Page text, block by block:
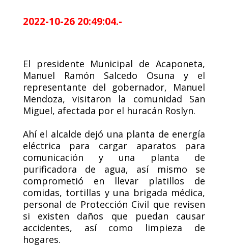
2022-10-26 20:49:04.-
El presidente Municipal de Acaponeta,
Manuel Ramón Salcedo Osuna y el
representante del gobernador, Manuel
Mendoza, visitaron la comunidad San
Miguel, afectada por el huracán Roslyn.
Ahí el alcalde dejó una planta de energía
eléctrica para cargar aparatos para
comunicación y una planta de
purificadora de agua, así mismo se
comprometió en llevar platillos de
comidas, tortillas y una brigada médica,
personal de Protección Civil que revisen
si existen daños que puedan causar
accidentes, así como limpieza de
hogares.